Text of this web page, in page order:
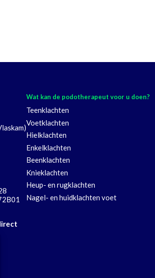
Wat kan de podotherapeut voor u doen?
Teenklachten
Voetklachten
Hielklachten
Enkelklachten
Beenklachten
Knieklachten
Heup- en rugklachten
Nagel- en huidklachten voet